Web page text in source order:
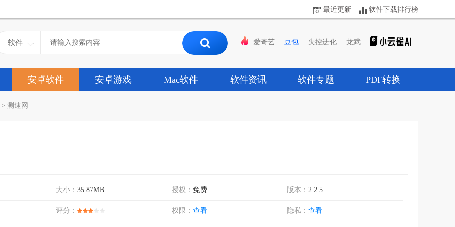
最近更新 软件下载排行榜
软件 爱奇艺 豆包 失控进化 龙武
安卓软件 安卓游戏 Mac软件 软件资讯 软件专题 PDF转换
测速网
大小：35.87MB 授权： 免费 版本： 2.2.5
评分： 权限： 查看 隐私：查看